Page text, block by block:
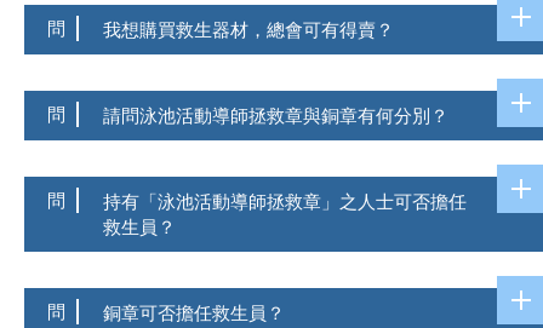
問 我想購買救生器材，總會可有得賣？
問 請問泳池活動導師拯救章與銅章有何分別？
問
持有「泳池活動導師拯救章」之人士可否擔任
救生員？
問 銅章可否擔任救生員？